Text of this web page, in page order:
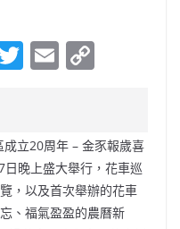
T
er
E
l y
Li
n
立20周年 – 金豕報歲喜
晚上盛大舉行，花車巡
，以及首次舉辦的花車
、福氣盈盈的農曆新